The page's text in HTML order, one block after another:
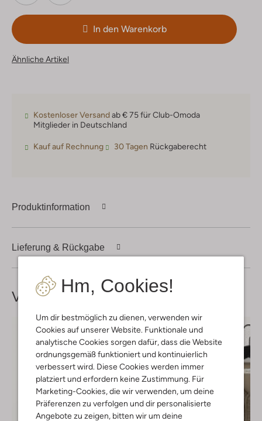
Hm, Cookies!
Um dir bestmöglich zu dienen, verwenden wir
Cookies auf unserer Website. Funktionale und
analytische Cookies sorgen dafür, dass die Website
ordnungsgemäß funktioniert und kontinuierlich
verbessert wird. Diese Cookies werden immer
platziert und erfordern keine Zustimmung. Für
Marketing-Cookies, die wir verwenden, um deine
Präferenzen zu verfolgen und dir personalisierte
Angebote zu zeigen, bitten wir um deine
In den Warenkorb
Ähnliche Artikel
Kostenloser Versandab € 75 für Club-Omoda
Mitglieder in Deutschland
Kauf auf Rechnung 30 Tagen Rückgaberecht
Produktinformation
Lieferung & Rückgabe
Vervollständige deinenLook